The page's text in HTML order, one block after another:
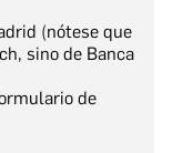
(nótese que
sino de Banca
de